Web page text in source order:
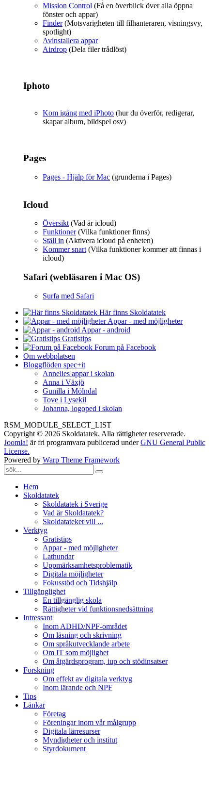
Mission Control (Få en överblick över alla öppna
fönster och appar)
Finder(Motsvarigheten till filhanteraren, visningsvy,
spotlight)
Avinstallera appar
Airdrop (Dela filer trådlöst)
Iphoto
Kom igång med iPhoto (hur du överför, redigerar,
skapar album, bildspel osv)
Pages
Pages - Hjälp för Mac (grunderna i Pages)
Icloud
Översikt (Vad är icloud)
Funktioner(Vilka funktioner finns)
Ställ in (Aktivera icloud på enheten)
Kommer snart (Vilka funktioner kommer att finnas i
icloud)
Safari (webläsaren i Mac OS)
Surfa med Safari
Här finns Skoldatatek
Appar - med möjligheter
Appar - android
Gratistips
Forum på Facebook
Om webbplatsen
Bloggflöden spec+it
Annelies appar i skolan
Anna i Växjö
Gunilla i Mölndal
Tove i Lysekil
Johanna, logoped i skolan
RSM_MODULE_SELECT_LIST
Copyright © 2026 Skoldatatek. Alla rättigheter reserverade.
Joomla! är fri programvara publicerad underGNU General Public
License.
Powered by Warp Theme Framework
Hem
Skoldatatek
Skoldatatek i Sverige
Vad är Skoldatatek?
Skoldatateket vill ...
Verktyg
Gratistips
Appar - med möjligheter
Lathundar
Uppmärksamhetsproblematik
Digitala möjligheter
Fokusstöd och Tidshjälp
Tillgänglighet
En tillgänglig skola
Rättigheter vid funktionsnedsättning
Intressant
Inom ADHD/NPF-området
Om läsning och skrivning
Om språkutvecklande arbete
Om IT som möjlighet
Om åtgärdsprogram, iup och stödinsatser
Forskning
Om effekt av digitala verktyg
Inom lärande och NPF
Tips
Länkar
Företag
Föreningar inom vår målgrupp
Digitala lärresurser
Myndigheter och institut
Styrdokument